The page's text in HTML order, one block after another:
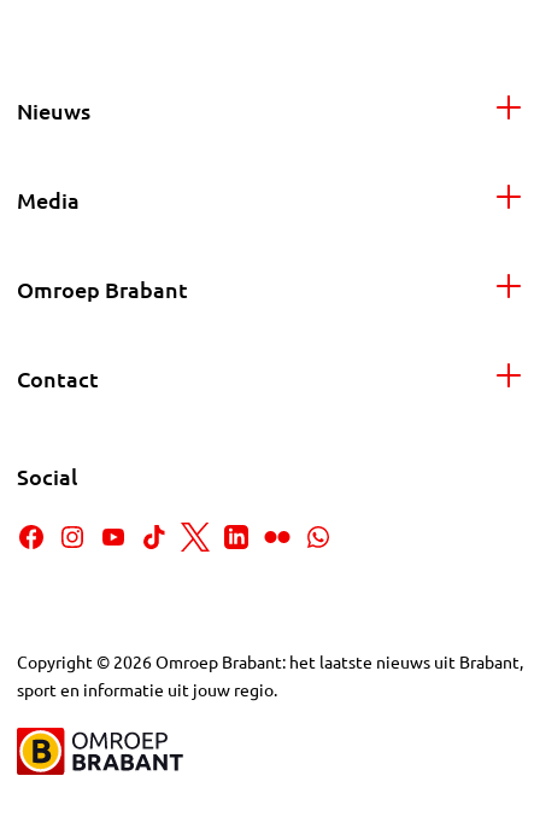
Nieuws
Media
Omroep Brabant
Contact
Social
Copyright © 2026Omroep Brabant: het laatste nieuws uit Brabant,
sport en informatie uit jouw regio.